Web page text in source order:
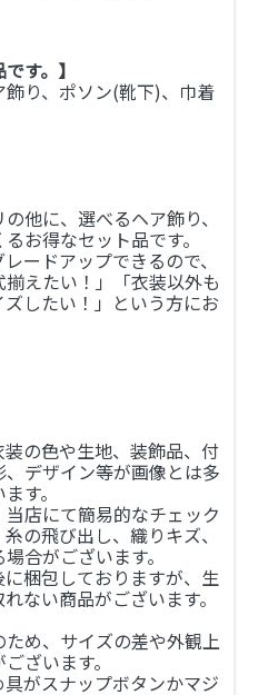
す。】
り、ポソン(靴下)、巾着
他に、選べるヘア飾り、
お得なセット品です。
ードアップできるので、
揃えたい！」「衣装以外も
したい！」という方にお
装の色や生地、装飾品、付
デザイン等が画像とは多
す。
当店にて簡易的なチェック
の飛び出し、織りキズ、
合がございます。
に梱包しておりますが、生
ない商品がございます。
ため、サイズの差や外観上
ざいます。
具がスナップボタンかマジ